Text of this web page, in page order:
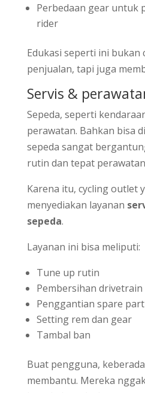
Perbedaan gear untuk
rider
Edukasi seperti ini bukan
penjualan, tapi juga
Servis &
Sepeda, seperti
perawatan. Bahkan bisa
sepeda sangat
rutin dan tepat
Karena itu, cycling outlet
menyediakan layanan
sepeda.
Layanan ini bisa meliputi:
Tune up rutin
Pembersihan drivetrain
Penggantian spare part
Setting rem dan gear
Tambal ban
Buat pengguna,
membantu. Mereka